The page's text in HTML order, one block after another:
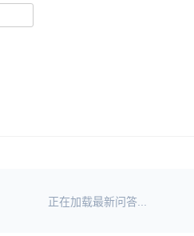
正在加载最新问答...